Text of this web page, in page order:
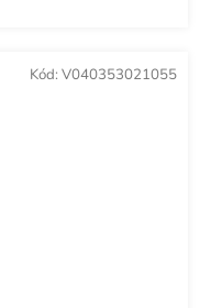
Kód: V040353021055